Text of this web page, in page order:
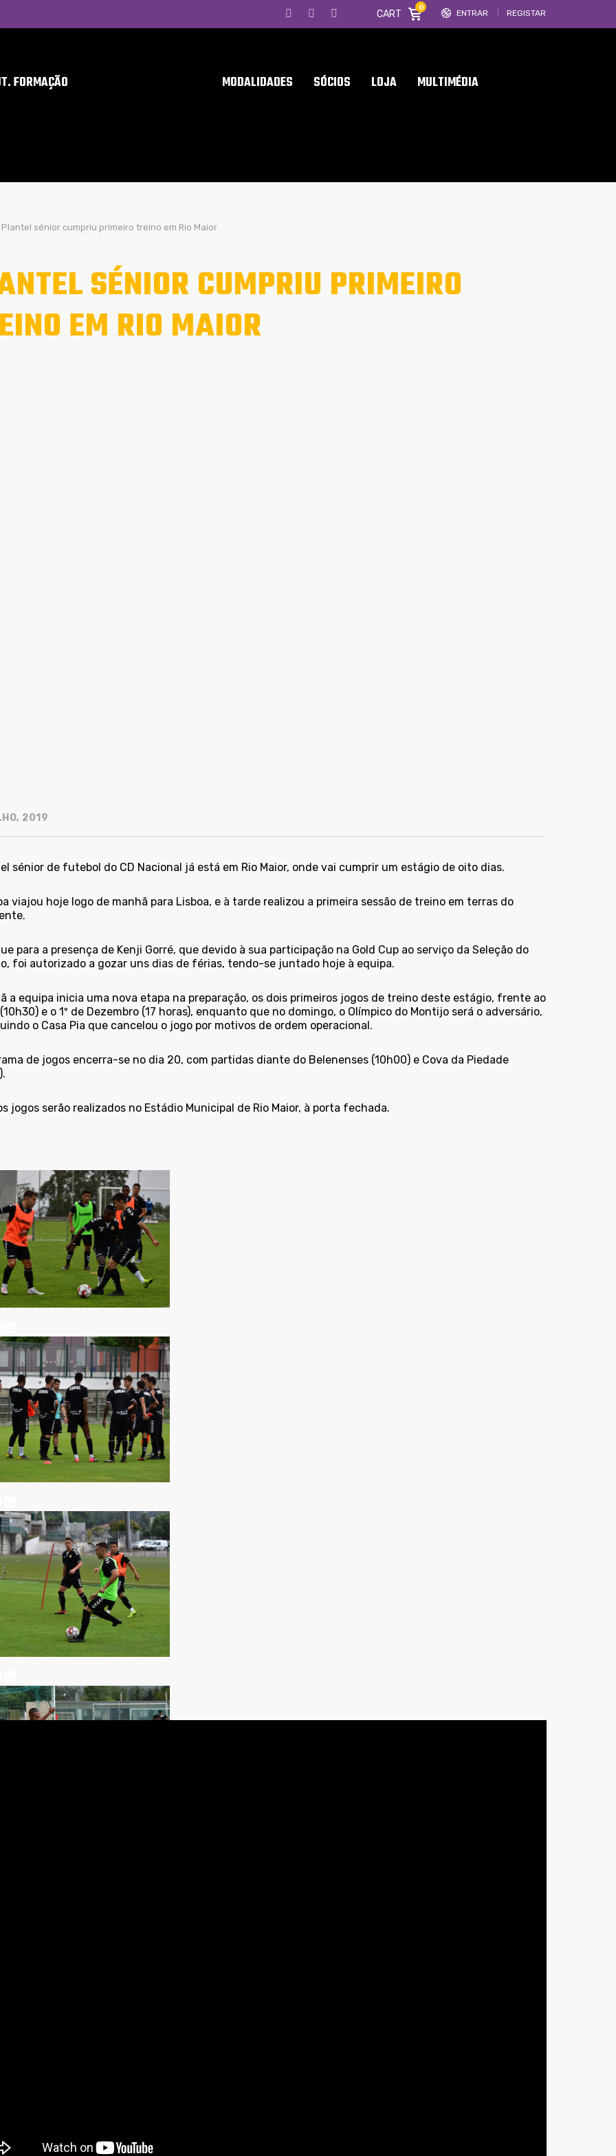
ENTRAR REGISTAR
CART
0
FORMAÇÃO MODALIDADES SÓCIOS LOJA MULTIMÉDIA
Plantel sénior cumpriu primeiro treino em Rio Maior
SÉNIOR CUMPRIU PRIMEIRO
EM RIO MAIOR
2019
sénior de futebol do CD Nacional já está em Rio Maior, onde vai cumprir um estágio de oito dias.
viajou hoje logo de manhã para Lisboa, e à tarde realizou a primeira sessão de treino em terras do
para a presença de Kenji Gorré, que devido à sua participação na Gold Cup ao serviço da Seleção do
foi autorizado a gozar uns dias de férias, tendo-se juntado hoje à equipa.
a equipa inicia uma nova etapa na preparação, os dois primeiros jogos de treino deste estágio, frente ao
e o 1º de Dezembro (17 horas), enquanto que no domingo, o Olímpico do Montijo será o adversário,
o Casa Pia que cancelou o jogo por motivos de ordem operacional.
de jogos encerra-se no dia 20, com partidas diante do Belenenses (10h00) e Cova da Piedade
jogos serão realizados no Estádio Municipal de Rio Maior, à porta fechada.